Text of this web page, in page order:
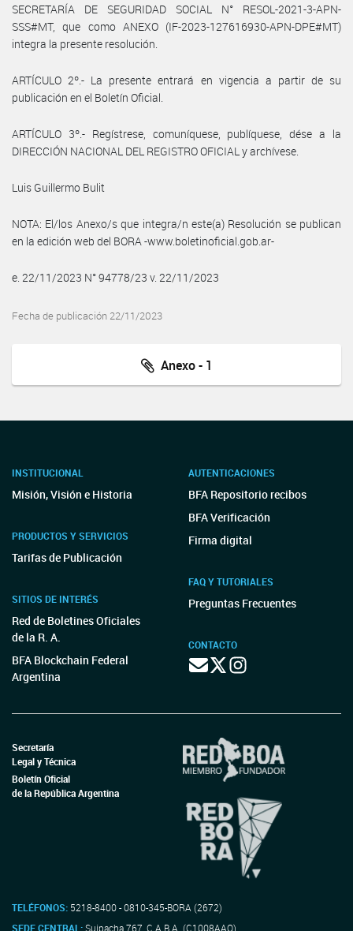
SECRETARÍA DE SEGURIDAD SOCIAL N° RESOL-2021-3-APN-
SSS#MT, que como ANEXO (IF-2023-127616930-APN-DPE#MT)
integra la presente resolución.
ARTÍCULO 2º.- La presente entrará en vigencia a partir de su
publicación en el Boletín Oficial.
ARTÍCULO 3º.- Regístrese, comuníquese, publíquese, dése a la
DIRECCIÓN NACIONAL DEL REGISTRO OFICIAL y archívese.
Luis Guillermo Bulit
NOTA: El/los Anexo/s que integra/n este(a) Resolución se publican
en la edición web del BORA -www.boletinoficial.gob.ar-
e. 22/11/2023 N° 94778/23 v. 22/11/2023
Fecha de publicación 22/11/2023
Anexo - 1
INSTITUCIONAL
Misión, Visión e Historia
PRODUCTOS Y SERVICIOS
Tarifas de Publicación
SITIOS DE INTERÉS
Red de Boletines Oficiales
de la R. A.
BFA Blockchain Federal
Argentina
AUTENTICACIONES
BFA Repositorio recibos
BFA Verificación
Firma digital
FAQ Y TUTORIALES
Preguntas Frecuentes
CONTACTO
Secretaría
Legal y Técnica
Boletín Oficial
de la República Argentina
TELÉFONOS: 5218-8400 - 0810-345-BORA (2672)
SEDE CENTRAL:Suipacha 767, C.A.B.A. (C1008AAO)